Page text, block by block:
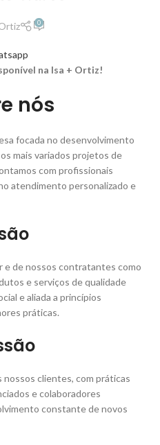
0
na Isa + Ortiz!
nós
focada no desenvolvimento
mais variados projetos de
com profissionais
atendimento personalizado e
de nossos contratantes como
e serviços de qualidade
e aliada a princípios
práticas.
nossos clientes, com práticas
e colaboradores
constante de novos